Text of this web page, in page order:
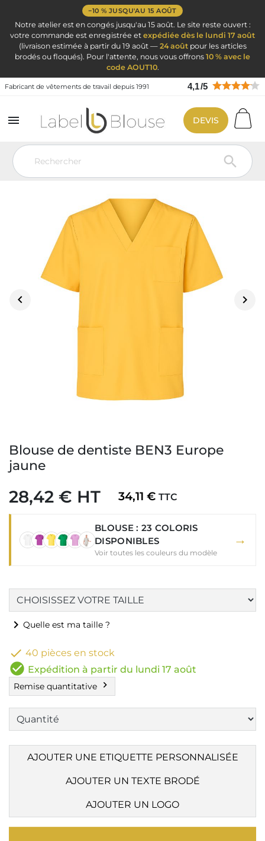
−10 % JUSQU'AU 15 AOÛT
Notre atelier est en congés jusqu'au 15 août. Le site reste ouvert :
votre commande est enregistrée et expédiée dès le lundi 17 août
(livraison estimée à partir du 19 août — 24 aoûtpour les articles
brodés ou floqués). Pour l'attente, nous vous offrons 10 % avec le
code AOUT10.
Fabricant de vêtements de travail depuis 1991 4,1/5


DEVIS
Vêtement de travail Blouse médicale Blouse Dentiste
Blouse
cabinet dentaire
 
Blouse de dentiste BEN3 Europe
jaune
28,42 € HT 34,11 € TTC
BLOUSE : 23 COLORIS
DISPONIBLES
Voir toutes les couleurs du modèle
→
chevron_right Quelle est ma taille ?
 40 pièces en stock
check_circle Expédition à partir du lundi 17 août
Remise quantitative chevron_right
AJOUTER UNE ETIQUETTE PERSONNALISÉE
AJOUTER UN TEXTE BRODÉ
AJOUTER UN LOGO